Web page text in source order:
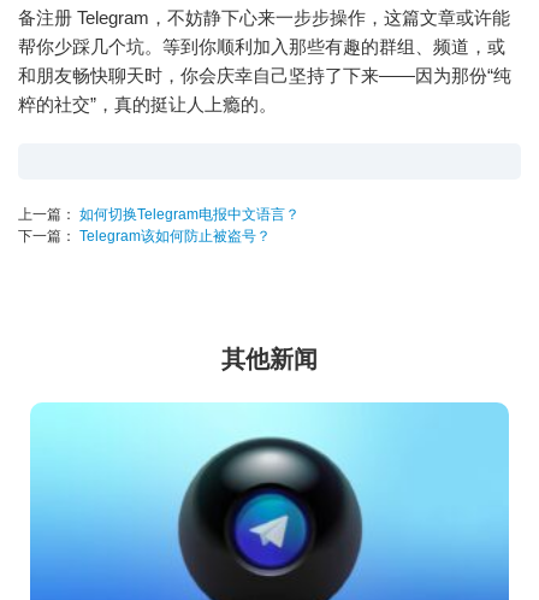
备注册 Telegram，不妨静下心来一步步操作，这篇文章或许能
帮你少踩几个坑。等到你顺利加入那些有趣的群组、频道，或
和朋友畅快聊天时，你会庆幸自己坚持了下来——因为那份“纯
粹的社交”，真的挺让人上瘾的。
上一篇： 如何切换Telegram电报中文语言？
下一篇： Telegram该如何防止被盗号？
其他新闻